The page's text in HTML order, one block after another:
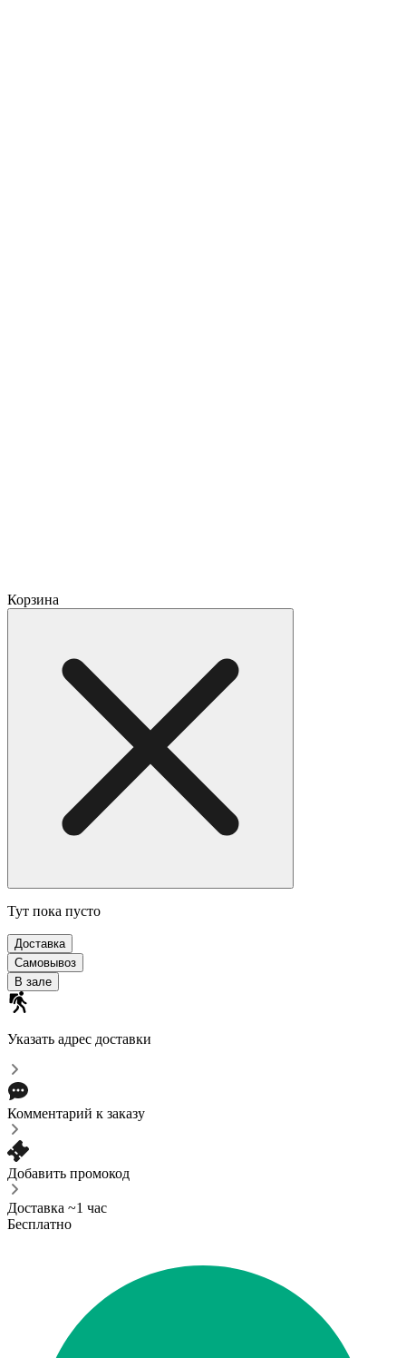
Корзина
Тут пока пусто
Доставка
Самовывоз
В зале
Указать адрес доставки
Комментарий к заказу
Добавить промокод
Доставка ~1 час
Бесплатно